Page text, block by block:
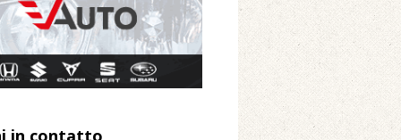
contano i danni del nubifragio di
Marazzato